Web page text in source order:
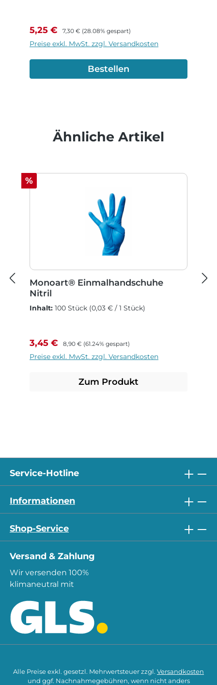
Verkaufspreis:
5,25 € Regulärer Preis:
7,30 € (28.08% gespart)
Preise exkl. MwSt. zzgl. Versandkosten
Bestellen
Produktgalerie überspringen
Ähnliche Artikel
Rabatt
%
Monoart® Einmalhandschuhe
Nitril
Inhalt: 100 Stück (0,03 € / 1 Stück)
Verkaufspreis:
3,45 € Regulärer Preis:
8,90 € (61.24% gespart)
Preise exkl. MwSt. zzgl. Versandkosten
Zum Produkt
Service-Hotline
Informationen
Shop-Service
Versand & Zahlung
Wir versenden 100%
klimaneutral mit
Alle Preise exkl. gesetzl. Mehrwertsteuer zzgl. Versandkosten
und ggf. Nachnahmegebühren, wenn nicht anders